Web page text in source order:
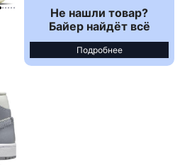
Не нашли товар?
Байер найдёт всё
Подробнее